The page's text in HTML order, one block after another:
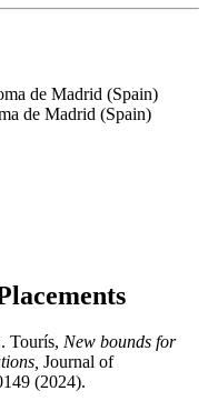
de Madrid (Spain)
de Madrid (Spain)
Tourís, New bounds for
Journal of
(2024).